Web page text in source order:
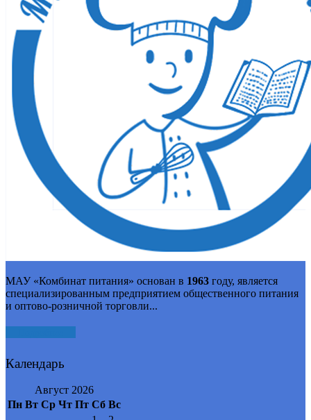
МАУ «Комбинат питания» основан в 1963 году, является
специализированным предприятием общественного питания
и оптово-розничной торговли...
Календарь
Август 2026
Пн Вт Ср Чт Пт Сб Вс